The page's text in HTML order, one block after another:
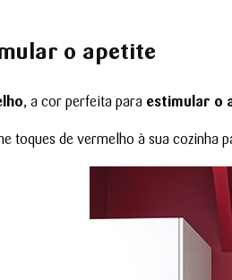
o apetite
, a cor perfeita para estimular o
toques de vermelho à sua cozinha